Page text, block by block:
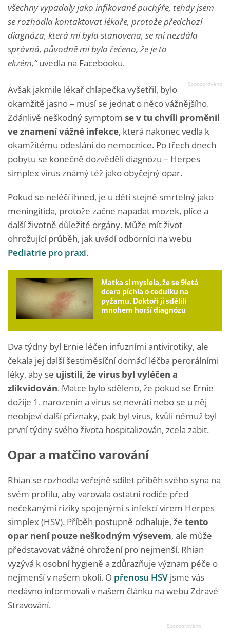
všechny vypadaly jako infikované puchýře, tehdy jsem
se rozhodla kontaktovat lékaře, protože předchozí
diagnóza, která mi byla stanovena, se mi nezdála
správná, původně mi bylo řečeno, že je to
ekzém,“uvedla na Facebooku.
Avšak jakmile lékař chlapečka vyšetřil, bylo
okamžitě jasno – musí se jednat o něco vážnějšího.
Zdánlivě neškodný symptom se v tu chvíli proměnil
ve znamení vážné infekce, která nakonec vedla k
okamžitému odeslání do nemocnice. Po třech dnech
pobytu se konečně dozvěděli diagnózu – Herpes
simplex virus známý též jako obyčejný opar.
Pokud se neléčí ihned, je u dětí stejně smrtelný jako
meningitida, protože začne napadat mozek, plíce a
další životně důležité orgány. Může mít život
ohrožující průběh, jak uvádí odborníci na webu
Pediatrie pro praxi.
Matka si myslela, že se 9letá
dcera píchla o cedulku na
pyžamu. Doktoři jí sdělili
mnohem horší diagnózu
Dva týdny byl Ernie léčen infuzními antivirotiky, ale
čekala jej další šestiměsíční domácí léčba perorálními
léky, aby se ujistili, že virus byl vyléčen a
zlikvidován. Matce bylo sděleno, že pokud se Ernie
dožije 1. narozenin a virus se nevrátí nebo se u něj
neobjeví další příznaky, pak byl virus, kvůli němuž byl
první týdny svého života hospitalizován, zcela zabit.
Opar a matčino varování
Rhian se rozhodla veřejně sdílet příběh svého syna na
svém profilu, aby varovala ostatní rodiče před
nečekanými riziky spojenými s infekcí virem Herpes
simplex (HSV). Příběh postupně odhaluje, že tento
opar není pouze neškodným výsevem, ale může
představovat vážné ohrožení pro nejmenší. Rhian
vyzývá k osobní hygieně a zdůrazňuje význam péče o
nejmenší v našem okolí. O přenosu HSV jsme vás
nedávno informovali v našem článku na webu Zdravé
Stravování.